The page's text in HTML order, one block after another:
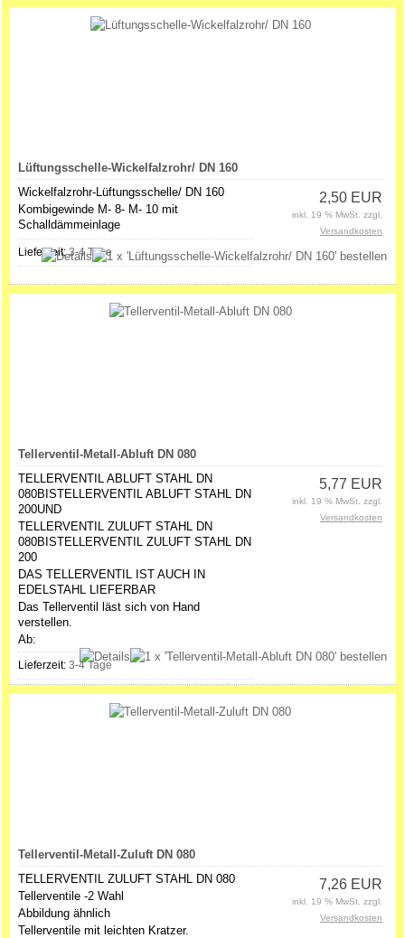
Lüftungsschelle-Wickelfalzrohr/ DN 160
Wickelfalzrohr-Lüftungsschelle/ DN 160
Kombigewinde M- 8- M- 10 mit
Schalldämmeinlage
Lieferzeit:3-4 Tage
2,50 EUR
inkl. 19 % MwSt. zzgl.
Versandkosten
Tellerventil-Metall-Abluft DN 080
TELLERVENTIL ABLUFT STAHL DN
080BISTELLERVENTIL ABLUFT STAHL DN
200UND
TELLERVENTIL ZULUFT STAHL DN
080BISTELLERVENTIL ZULUFT STAHL DN
200
DAS TELLERVENTIL IST AUCH IN
EDELSTAHL LIEFERBAR
Das Tellerventil läst sich von Hand
verstellen.
Ab:
Lieferzeit: 3-4 Tage
5,77 EUR
inkl. 19 % MwSt. zzgl.
Versandkosten
Tellerventil-Metall-Zuluft DN 080
TELLERVENTIL ZULUFT STAHL DN 080
Tellerventile -2 Wahl
Abbildung ähnlich
Tellerventile mit leichten Kratzer.
7,26 EUR
inkl. 19 % MwSt. zzgl.
Versandkosten